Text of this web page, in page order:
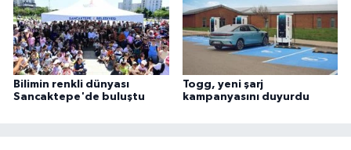
Bilimin renkli dünyası
Sancaktepe'de buluştu
Togg, yeni şarj
kampanyasını duyurdu